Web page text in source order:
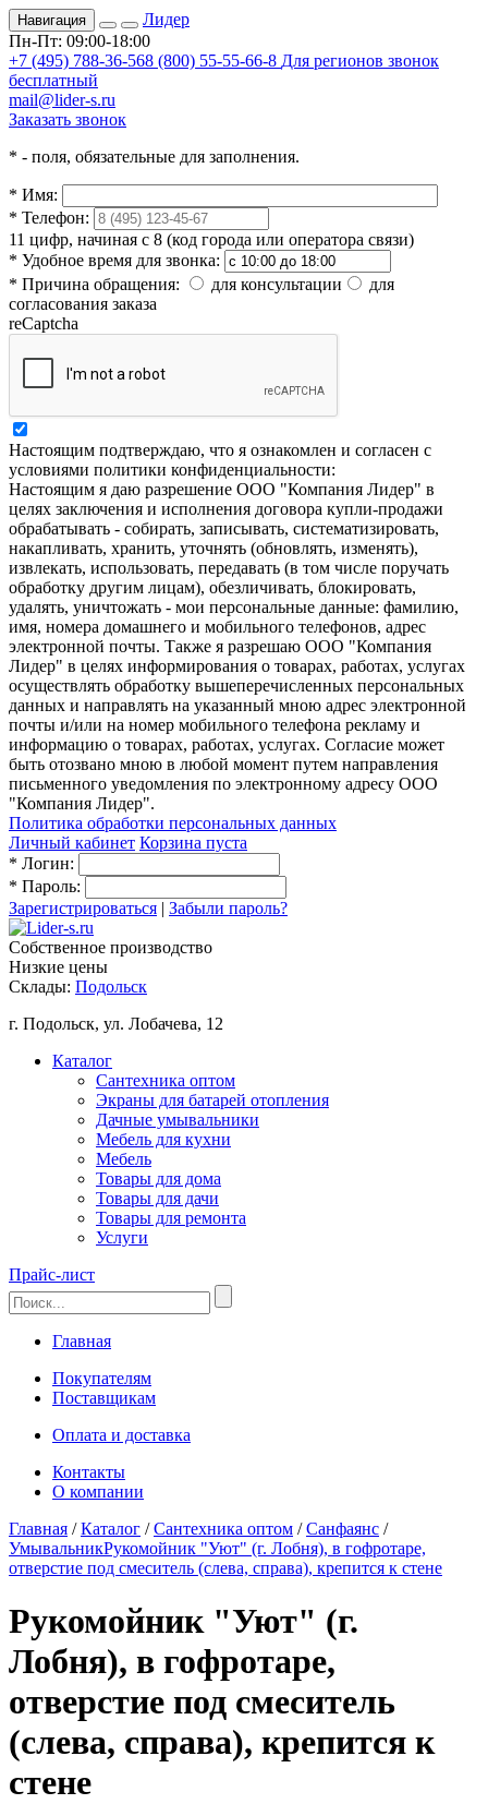
Навигация
Лидер
Пн-Пт: 09:00-18:00
+7 (495) 788-36-568 (800) 55-55-66-8 Для регионов звонок
бесплатный
mail@lider-s.ru
Заказать звонок
* - поля, обязательные для заполнения.
* Имя:
* Телефон:
11 цифр, начиная с 8 (код города или оператора связи)
* Удобное время для звонка:
* Причина обращения: для консультации
для
согласования заказа
reCaptcha
Настоящим подтверждаю, что я ознакомлен и согласен с
условиями политики конфиденциальности:
Настоящим я даю разрешение ООО "Компания Лидер" в
целях заключения и исполнения договора купли-продажи
обрабатывать - собирать, записывать, систематизировать,
накапливать, хранить, уточнять (обновлять, изменять),
извлекать, использовать, передавать (в том числе поручать
обработку другим лицам), обезличивать, блокировать,
удалять, уничтожать - мои персональные данные: фамилию,
имя, номера домашнего и мобильного телефонов, адрес
электронной почты. Также я разрешаю ООО "Компания
Лидер" в целях информирования о товарах, работах, услугах
осуществлять обработку вышеперечисленных персональных
данных и направлять на указанный мною адрес электронной
почты и/или на номер мобильного телефона рекламу и
информацию о товарах, работах, услугах. Согласие может
быть отозвано мною в любой момент путем направления
письменного уведомления по электронному адресу ООО
"Компания Лидер".
Политика обработки персональных данных
Личный кабинет Корзина пуста
* Логин:
* Пароль:
Зарегистрироваться | Забыли пароль?
Собственное производство
Низкие цены
Склады: Подольск
г. Подольск, ул. Лобачева, 12
Каталог
Сантехника оптом
Экраны для батарей отопления
Дачные умывальники
Мебель для кухни
Мебель
Товары для дома
Товары для дачи
Товары для ремонта
Услуги
Прайс-лист
Главная
Покупателям
Поставщикам
Оплата и доставка
Контакты
О компании
Главная /Каталог /Сантехника оптом /Санфаянс /
УмывальникРукомойник "Уют" (г. Лобня), в гофротаре,
отверстие под смеситель (слева, справа), крепится к стене
Рукомойник "Уют" (г.
Лобня), в гофротаре,
отверстие под смеситель
(слева, справа), крепится к
стене